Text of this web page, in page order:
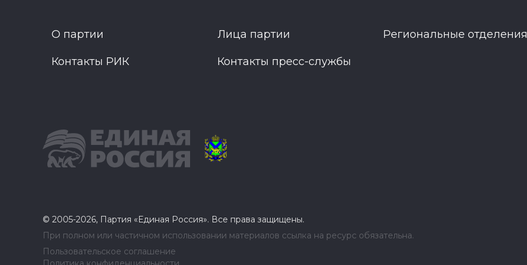
О партии Лица партии Региональные отделения
Контакты РИК Контакты пресс-службы
© 2005-2026, Партия «Единая Россия». Все права защищены.
При полном или частичном использовании материалов ссылка на ресурс обязательна.
Пользовательское соглашение